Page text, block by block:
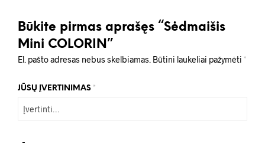
Būkite pirmas aprašęs “Sėdmaišis
Mini COLORIN”
El. pašto adresas nebus skelbiamas. Būtini laukeliai pažymėti *
JŪSŲ ĮVERTINIMAS *